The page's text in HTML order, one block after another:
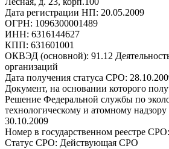
Дата регистрации НП: 20.05.2009
ОГРН: 1096300001489
ИНН: 6316144627
КПП: 631601001
ОКВЭД (основной): 91.12
организаций
Дата получения статуса СРО:
Документ, на основании которого
Решение Федеральной службы по
технологическому и атомному
30.10.2009
Номер в государственном реестре
Статус СРО: Действующая СРО